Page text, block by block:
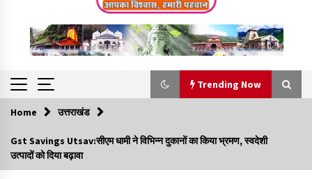
Trending Now
Trending Now
कार्यक्रम में शामिल हुए सीएम,आधुनिक मदरसों का नाम अब्दुल कलाम के नाम
Home उत्तराखंड
Gst Savings Utsav:सीएम धामी ने विभिन्न दुकानों का किया भ्रमण, स्वदेशी
उत्पादों को दिया बढ़ावा